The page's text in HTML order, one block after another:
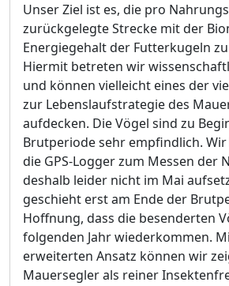
Unser Ziel ist es, die pro
zurückgelegte Strecke mit der
Energiegehalt der Futterkugeln
Hiermit betreten wir
und können vielleicht eines der
zur Lebenslaufstrategie des
aufdecken. Die Vögel sind zu
Brutperiode sehr empfindlich.
die GPS-Logger zum Messen der
deshalb leider nicht im Mai
geschieht erst am Ende der
Hoffnung, dass die besenderten
folgenden Jahr wiederkommen.
erweiterten Ansatz können wir
Mauersegler als reiner